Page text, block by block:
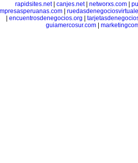
rapidsites.net| canjes.net| networxs.com
encuentrosdenegocios.org
guiamercosur.com